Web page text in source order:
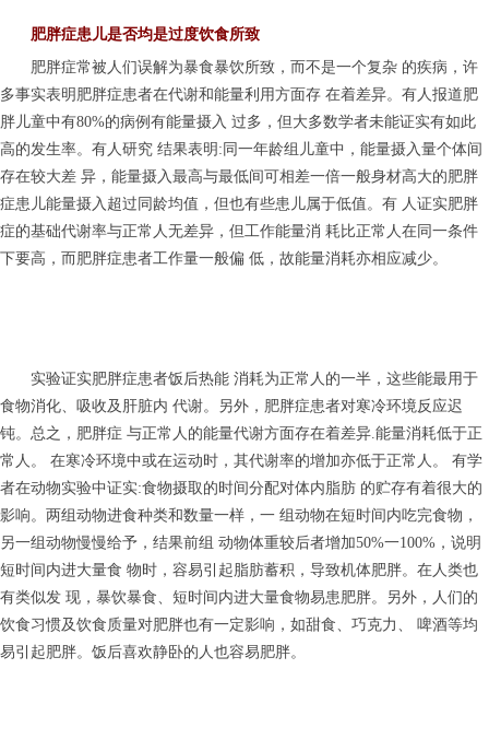
肥胖症患儿是否均是过度饮食所致
肥胖症常被人们误解为暴食暴饮所致，而不是一个复杂 的疾病，许
多事实表明肥胖症患者在代谢和能量利用方面存 在着差异。有人报道肥
胖儿童中有80%的病例有能量摄入 过多，但大多数学者未能证实有如此
高的发生率。有人研究 结果表明:同一年龄组儿童中，能量摄入量个体间
存在较大差 异，能量摄入最高与最低间可相差一倍一般身材高大的肥胖
症患儿能量摄入超过同龄均值，但也有些患儿属于低值。有 人证实肥胖
症的基础代谢率与正常人无差异，但工作能量消 耗比正常人在同一条件
下要高，而肥胖症患者工作量一般偏 低，故能量消耗亦相应减少。
实验证实肥胖症患者饭后热能 消耗为正常人的一半，这些能最用于
食物消化、吸收及肝脏内 代谢。另外，肥胖症患者对寒冷环境反应迟
钝。总之，肥胖症 与正常人的能量代谢方面存在着差异.能量消耗低于正
常人。 在寒冷环境中或在运动时，其代谢率的增加亦低于正常人。 有学
者在动物实验中证实:食物摄取的时间分配对体内脂肪 的贮存有着很大的
影响。两组动物进食种类和数量一样，一 组动物在短时间内吃完食物，
另一组动物慢慢给予，结果前组 动物体重较后者增加50%一100%，说明
短时间内进大量食 物时，容易引起脂肪蓄积，导致机体肥胖。在人类也
有类似发 现，暴饮暴食、短时间内进大量食物易患肥胖。另外，人们的
饮食习惯及饮食质量对肥胖也有一定影响，如甜食、巧克力、 啤酒等均
易引起肥胖。饭后喜欢静卧的人也容易肥胖。